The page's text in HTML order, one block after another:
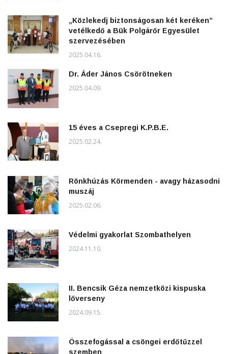
„Közlekedj biztonságosan két keréken”
vetélkedő a Bük Polgárőr Egyesület
szervezésében
2025.04.16.
Dr. Áder János Csörötneken
2025.04.09.
15 éves a Csepregi K.P.B.E.
2025.02.24.
Rönkhúzás Körmenden - avagy házasodni
muszáj
2025.02.06.
Védelmi gyakorlat Szombathelyen
2024.11.10.
II. Bencsik Géza nemzetközi kispuska
lőverseny
2024.09.15.
Összefogással a csöngei erdőtűzzel
szemben